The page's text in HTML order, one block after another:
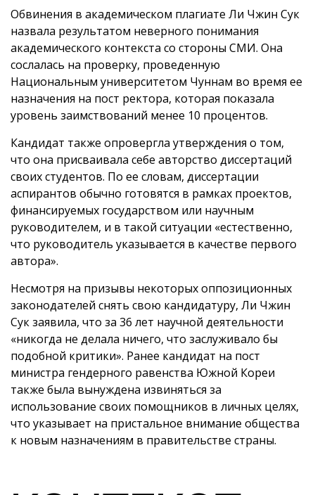
Обвинения в академическом плагиате Ли Чжин Сук
назвала результатом неверного понимания
академического контекста со стороны СМИ. Она
сослалась на проверку, проведенную
Национальным университетом Чуннам во время ее
назначения на пост ректора, которая показала
уровень заимствований менее 10 процентов.
Кандидат также опровергла утверждения о том,
что она присваивала себе авторство диссертаций
своих студентов. По ее словам, диссертации
аспирантов обычно готовятся в рамках проектов,
финансируемых государством или научным
руководителем, и в такой ситуации «естественно,
что руководитель указывается в качестве первого
автора».
Несмотря на призывы некоторых оппозиционных
законодателей снять свою кандидатуру, Ли Чжин
Сук заявила, что за 36 лет научной деятельности
«никогда не делала ничего, что заслуживало бы
подобной критики». Ранее кандидат на пост
министра гендерного равенства Южной Кореи
также была вынуждена извиняться за
использование своих помощников в личных целях,
что указывает на пристальное внимание общества
к новым назначениям в правительстве страны.